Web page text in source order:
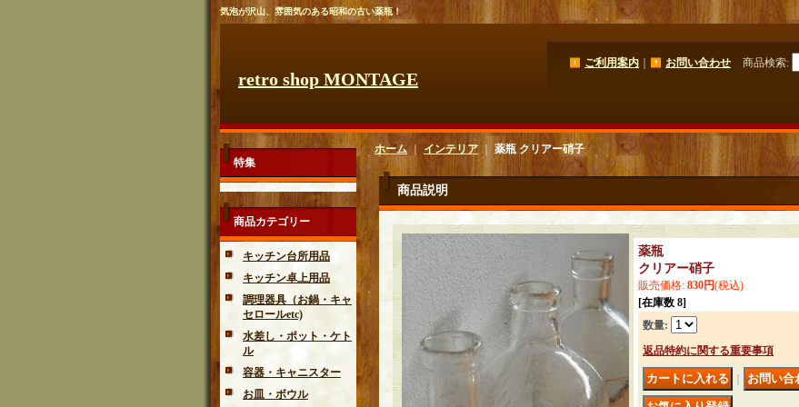
気泡が沢山、雰囲気のある昭和の古い薬瓶！
retro shop MONTAGE
ご利用案内 お問い合わせ 商品検索:
特集
商品カテゴリー
キッチン台所用品
キッチン卓上用品
調理器具（お鍋・キャ
セロールetc)
水差し・ポット・ケト
ル
容器・キャニスター
お皿・ボウル
ホーム｜ インテリア｜ 薬瓶 クリアー硝子
商品説明
薬瓶
クリアー硝子
販売価格: 830円(税込)
[在庫数 8]
数量:
返品特約に関する重要事項